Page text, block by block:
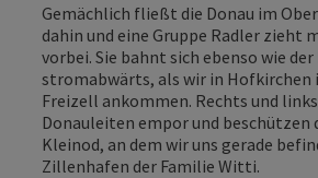
Gemächlich fließt die Donau im
dahin und eine Gruppe Radler zieht
vorbei. Sie bahnt sich ebenso wie der
stromabwärts, als wir in Hofkirchen
Freizell ankommen. Rechts und
Donauleiten empor und beschützen
Kleinod, an dem wir uns gerade
Zillenhafen der Familie Witti.